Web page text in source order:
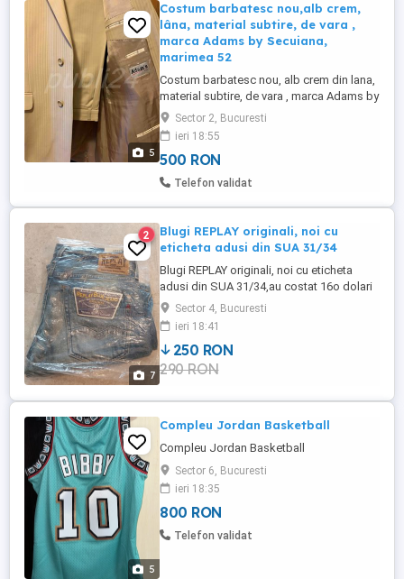
5
Costum barbatesc nou,alb crem,
lâna, material subtire, de vara ,
marca Adams by Secuiana,
marimea 52
Costum barbatesc nou, alb crem din lana,
material subtire, de vara , marca Adams by
Secuiana, marimea 52. Lungime maneca
71 cm Talie 120 cm Lungime sacou de la
umar 82 cm Lungime pantalon 116 cm
Talie pantalon 52 cm
Sector 2, Bucuresti
ieri 18:55
500 RON
Telefon validat
7
2
Blugi REPLAY originali, noi cu
eticheta adusi din SUA 31/34
Blugi REPLAY originali, noi cu eticheta
adusi din SUA 31/34,au costat 16o dolari
Sector 4, Bucuresti
ieri 18:41
250 RON
290 RON
5
Compleu Jordan Basketball
Compleu Jordan Basketball
Sector 6, Bucuresti
ieri 18:35
800 RON
Telefon validat